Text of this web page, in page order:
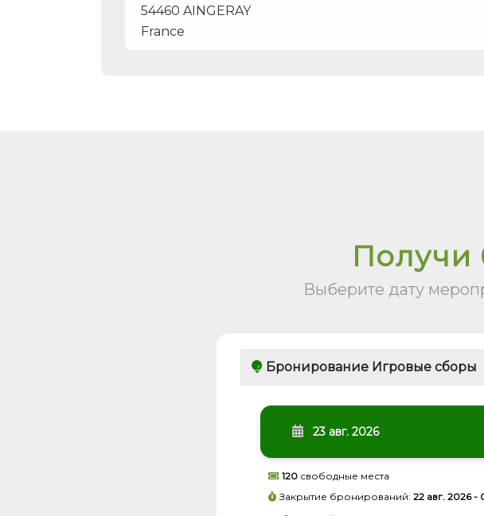
54460 AINGERAY
France
Получи
Выберите дату
Бронирование Игровые сборы
23 авг. 2026
120 свободные места
Закрытие бронирований: 22 авг. 2026 -